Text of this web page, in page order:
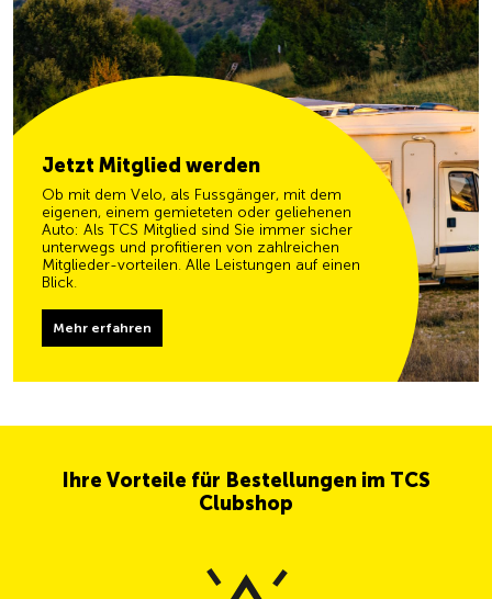
Jetzt Mitglied werden
Ob mit dem Velo, als Fussgänger, mit dem
eigenen, einem gemieteten oder geliehenen
Auto: Als TCS Mitglied sind Sie immer sicher
unterwegs und profitieren von zahlreichen
Mitglieder-vorteilen. Alle Leistungen auf einen
Blick.
Mehr erfahren
Ihre Vorteile für Bestellungen im TCS
Clubshop